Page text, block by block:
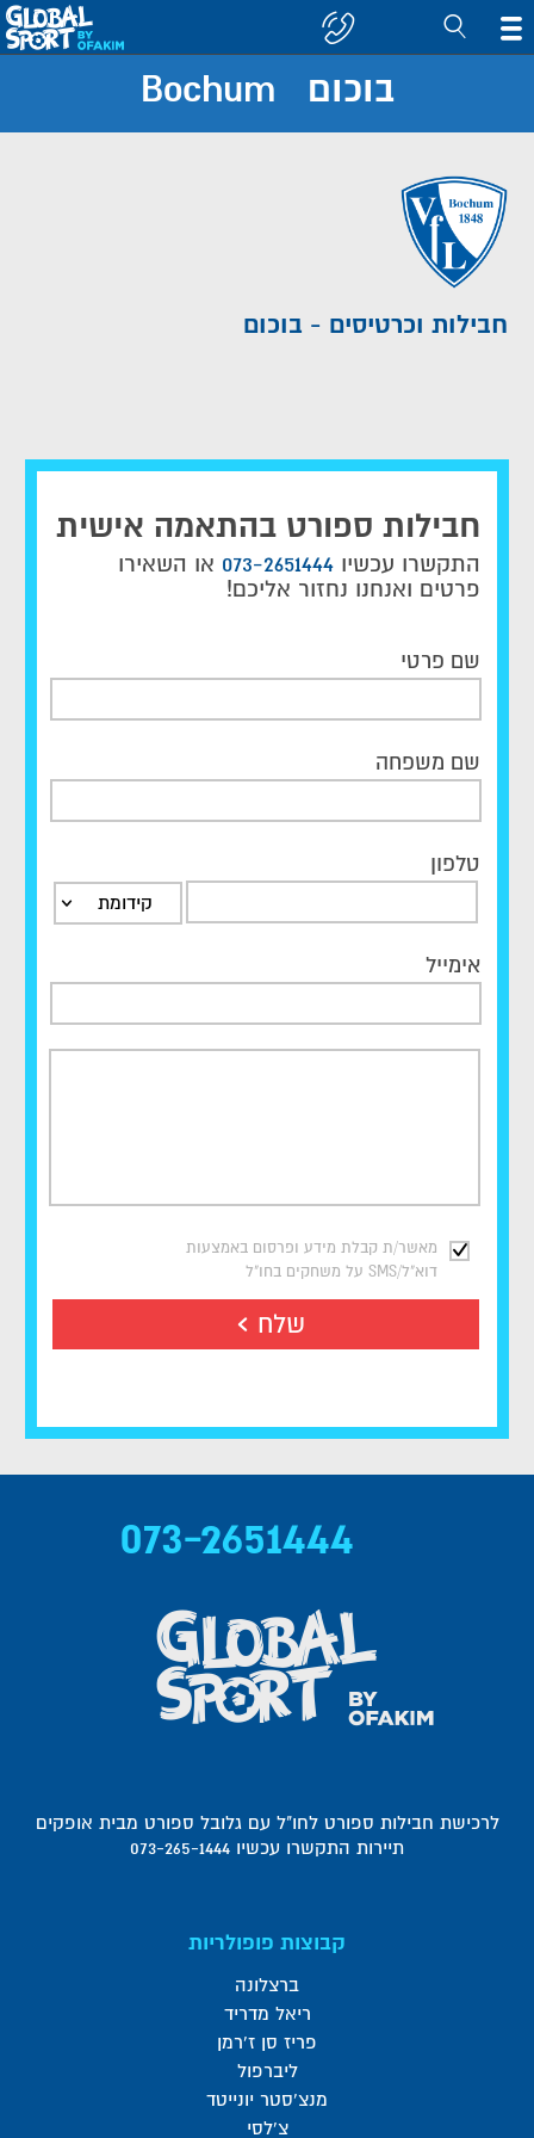
קבוצה/יעד
בוכום Bochum
חבילות וכרטיסים - בוכום
חבילות ספורט בהתאמה אישית
התקשרו עכשיו 073-2651444 או השאירו
פרטים ואנחנו נחזור אליכם!
שם פרטי
שם משפחה
טלפון
קידומת
אימייל
מאשר/ת קבלת מידע ופרסום באמצעות
דוא"ל/SMS על משחקים בחו"ל
שלח
073-2651444
לרכישת חבילות ספורט לחו"ל עם גלובל ספורט מבית אופקים
תיירות התקשרו עכשיו 073-265-1444
קבוצות פופולריות
ברצלונה
ריאל מדריד
פריז סן ז'רמן
ליברפול
מנצ'סטר יונייטד
צ'לסי